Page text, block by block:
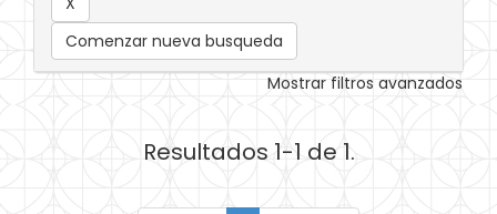
Comenzar nueva busqueda
Mostrar filtros avanzados
Resultados 1-1 de 1.